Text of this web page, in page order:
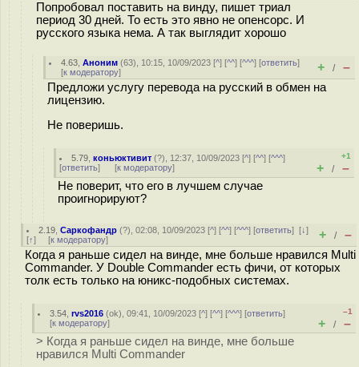
Попробовал поставить на винду, пишет триал
период 30 дней. То есть это явно не опенсорс. И
русского языка нема. А так выглядит хорошо
4.63 ,Аноним (63), 10:15, 10/09/2023 [^] [^^] [^^^] [ответить]
[к модератору] + / –
Предложи услугу перевода на русский в обмен на
лицензию.
Не поверишь.
5.79 ,коньюктивит (?), 12:37, 10/09/2023 [^] [^^] [^^^]
[ответить] [к модератору]
+1
+ / –
Не поверит, что его в лучшем случае
проигнорируют?
2.19 ,Саркофандр (?), 02:08, 10/09/2023 [^] [^^] [^^^] [ответить][↓]
[↑] [к модератору] + / –
Когда я раньше сидел на винде, мне больше нравился Multi
Commander. У Double Commander есть фичи, от которых
толк есть только на юникс-подобных системах.
3.54 ,rvs2016 (ok), 09:41, 10/09/2023 [^] [^^] [^^^] [ответить]
[к модератору]
–1
+ / –
> Когда я раньше сидел на винде, мне больше
нравился Multi Commander